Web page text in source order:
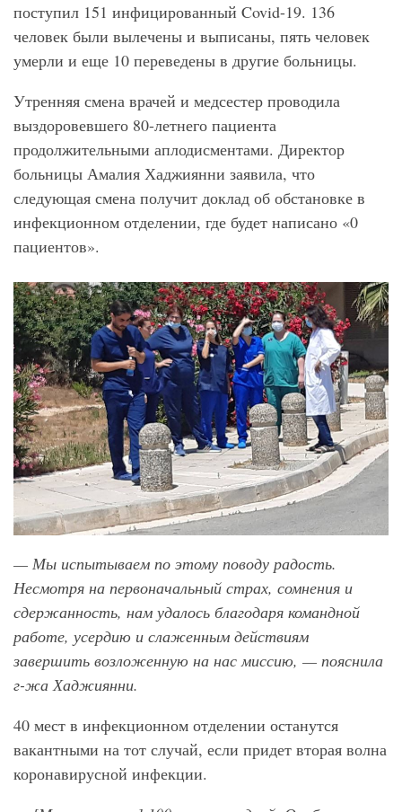
поступил 151 инфицированный Covid-19. 136
человек были вылечены и выписаны, пять человек
умерли и еще 10 переведены в другие больницы.
Утренняя смена врачей и медсестер проводила
выздоровевшего 80-летнего пациента
продолжительными аплодисментами. Директор
больницы Амалия Хаджиянни заявила, что
следующая смена получит доклад об обстановке в
инфекционном отделении, где будет написано «0
пациентов».
— Мы испытываем по этому поводу радость.
Несмотря на первоначальный страх, сомнения и
сдержанность, нам удалось благодаря командной
работе, усердию и слаженным действиям
завершить возложенную на нас миссию, — пояснила
г-жа Хаджиянни.
40 мест в инфекционном отделении останутся
вакантными на тот случай, если придет вторая волна
коронавирусной инфекции.